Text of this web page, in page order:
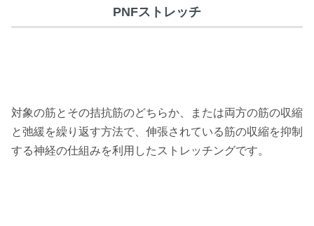
PNFストレッチ
対象の筋とその拮抗筋のどちらか、または両方の筋の収縮
と弛緩を繰り返す方法で、伸張されている筋の収縮を抑制
する神経の仕組みを利用したストレッチングです。